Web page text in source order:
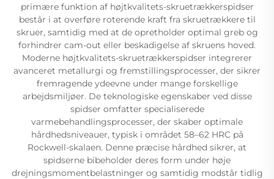
primære funktion af højtkvalitets-skruetrækkerspidser
består i at overføre roterende kraft fra skruetrækkere til
skruer, samtidig med at de opretholder optimal greb og
forhindrer cam-out eller beskadigelse af skruens hoved.
Moderne højtkvalitets-skruetrækkerspidser integrerer
avanceret metallurgi og fremstillingsprocesser, der sikrer
fremragende ydeevne under mange forskellige
arbejdsmiljøer. De teknologiske egenskaber ved disse
spidser omfatter specialiserede
varmebehandlingsprocesser, der skaber optimale
hårdhedsniveauer, typisk i området 58–62 HRC på
Rockwell-skalaen. Denne præcise hårdhed sikrer, at
spidserne bibeholder deres form under høje
drejningsmomentbelastninger og samtidig modstår tidlig